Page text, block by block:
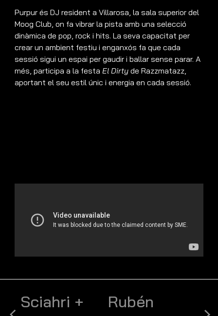
Purpur és DJ resident a Villarosa, la sala superior del
Moog Club, on fa vibrar la pista amb una selecció
dinàmica de pop, rock i hits. La seva capacitat per
crear un ambient festiu i enganxós fa que cada
sessió sigui un espai per gaudir i ballar sense parar. A
més, participa a la festa El Dirty de Razzmatazz,
aportant el seu estil únic i energia en cada sessió.
Sciahri +
Rubén